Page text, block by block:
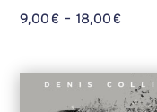
9,00€ – 18,00€Plage
9,00 €